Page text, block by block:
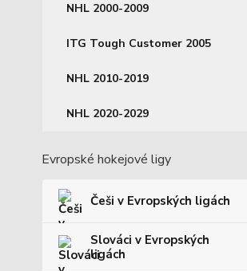
NHL 2000-2009
ITG Tough Customer 2005
NHL 2010-2019
NHL 2020-2029
Evropské hokejové ligy
Češi v Evropských ligách
Slováci v Evropských
ligách